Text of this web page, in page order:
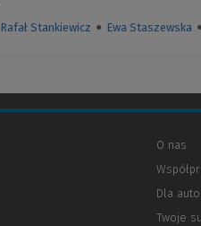
Rafał Stankiewicz ● Ewa Staszewska ●
O nas
Dla
Twoje